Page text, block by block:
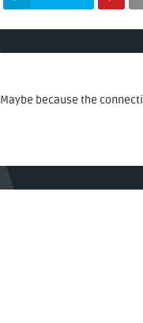
Maybe because the